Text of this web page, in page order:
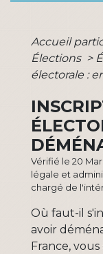
Accueil
Élections >
électorale :
Vérifié le 20
légale et
chargé de
Où faut-il
avoir
France,